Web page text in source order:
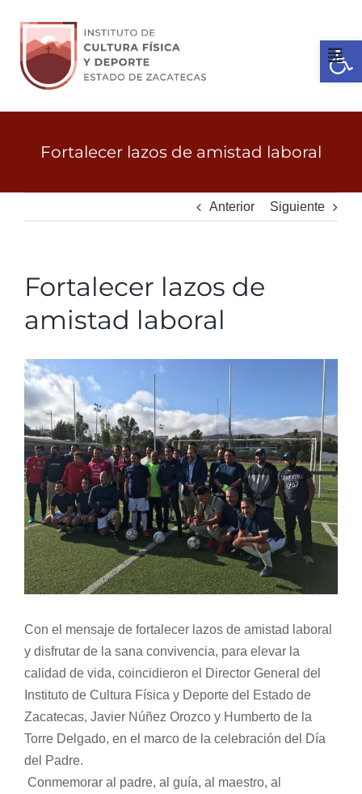
contenido
Transparencia
Normativa Interna
Programas
Rendición de Cuentas
Comité de Ética
Sala de Prensa
Directorio
Fortalecer lazos de amistad laboral
Anterior Siguiente
Fortalecer lazos de
amistad laboral
View
Larger
Image
Con el mensaje de fortalecer lazos de amistad laboral
y disfrutar de la sana convivencia, para elevar la
calidad de vida, coincidieron el Director General del
Instituto de Cultura Física y Deporte del Estado de
Zacatecas, Javier Núñez Orozco y Humberto de la
Torre Delgado, en el marco de la celebración del Día
del Padre.
Conmemorar al padre, al guía, al maestro, al